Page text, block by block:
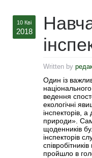
10 Кві
2018
Written by
Один із
ведення
екологічні
інспекторів,
природи».
щоденників
інспекторів
пройшло в